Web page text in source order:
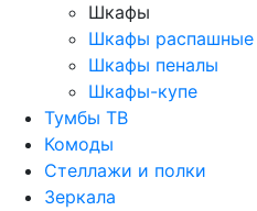
Шкафы
Шкафы распашные
Шкафы пеналы
Шкафы-купе
Тумбы ТВ
Комоды
Стеллажи и полки
Зеркала